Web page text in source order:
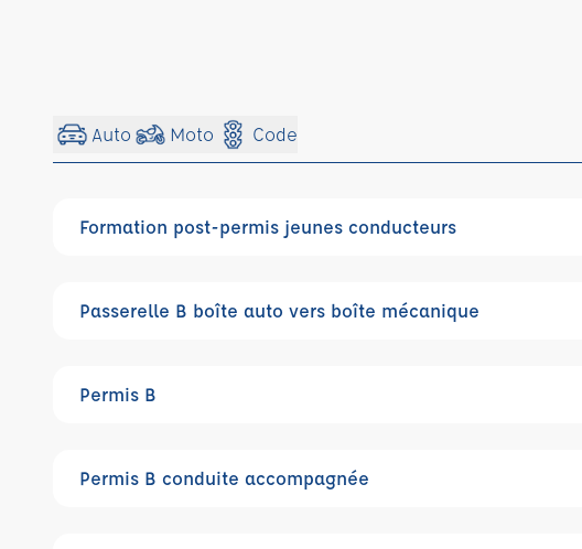
Auto Moto Code
Formation post-permis jeunes conducteurs
Passerelle B boîte auto vers boîte mécanique
Permis B
Permis B conduite accompagnée